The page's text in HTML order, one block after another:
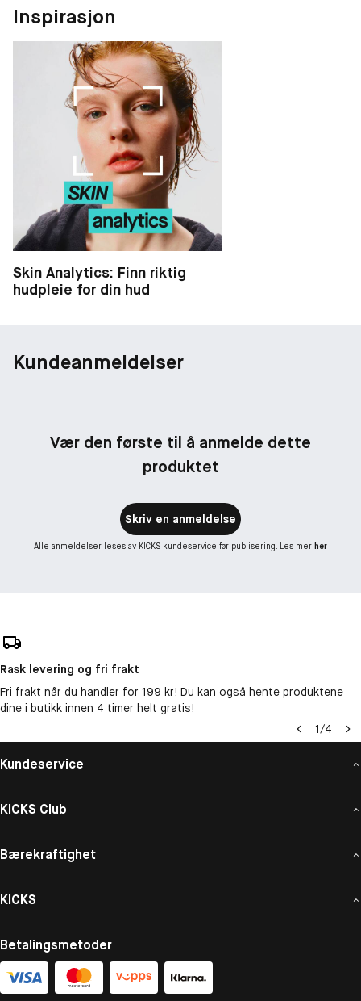
Inspirasjon
Skin Analytics: Finn riktig
hudpleie for din hud
Kundeanmeldelser
Vær den første til å anmelde dette
produktet
Skriv en anmeldelse
Alle anmeldelser leses av KICKS kundeservice før publisering. Les mer her
Rask levering og fri frakt
Fri frakt når du handler for 199 kr! Du kan også hente produktene
dine i butikk innen 4 timer helt gratis!
1/4
Kundeservice
KICKS Club
Bærekraftighet
KICKS
Betalingsmetoder